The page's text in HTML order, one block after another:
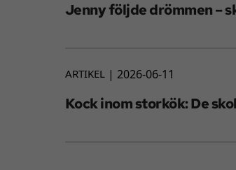
Jenny följde drömmen –
ARTIKEL 2026-06-11
Kock inom storkök: De